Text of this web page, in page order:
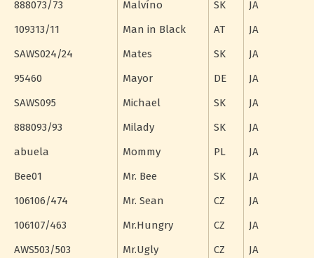
888073/73
Malvíno SK
JA
109313/11
Man in Black AT
JA
SAWS024/24
Mates SK
JA
95460
Mayor DE
JA
SAWS095
Michael SK
JA
888093/93
Milady SK
JA
abuela
Mommy PL
JA
Bee01
Mr. Bee SK
JA
106106/474
Mr. Sean CZ
JA
106107/463
Mr.Hungry CZ
JA
AWS503/503
Mr.Ugly CZ
JA